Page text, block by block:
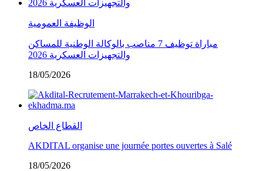
الوظيفة العمومية
مباراة توظيف 7 مناصب بالوكالة الوطنية للمساكن
والتجهيزات العسكرية 2026
18/05/2026
القطاع الخاص
AKDITAL organise une journée portes ouvertes à Salé
18/05/2026